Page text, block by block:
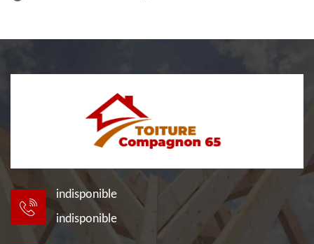
indisponible
indisponible